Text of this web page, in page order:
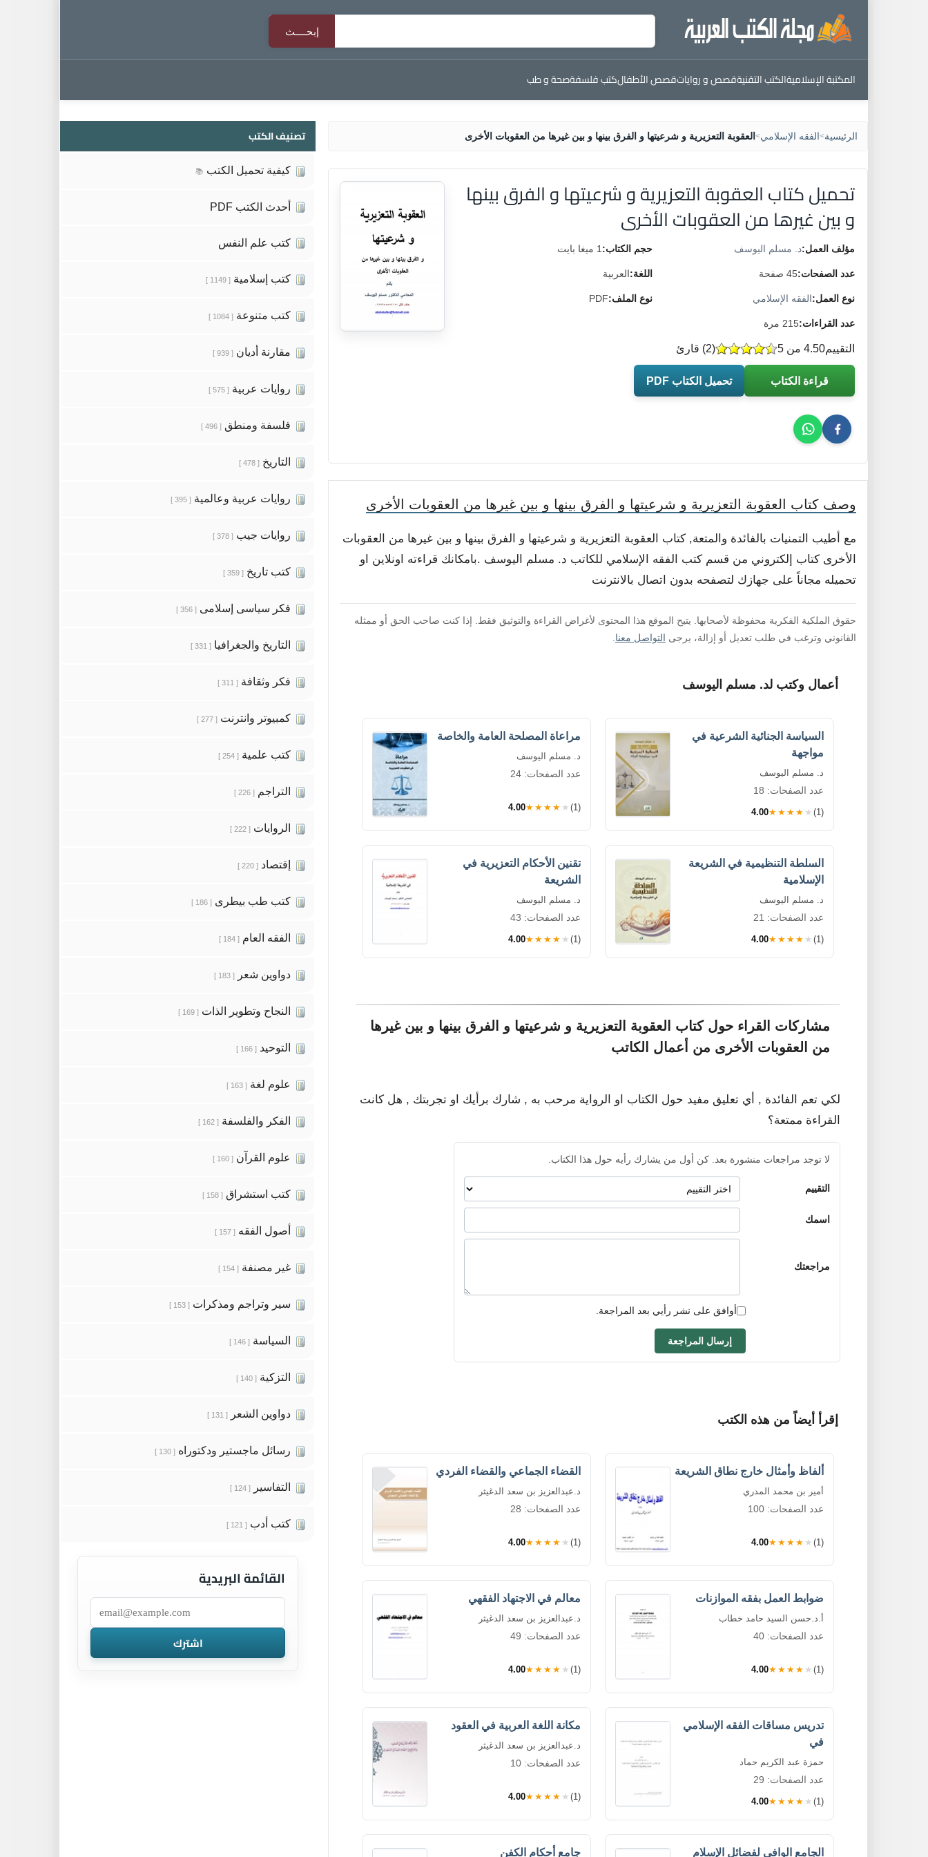
المكتبة الإسلاميةالكتب التقنيةقصص و رواياتقصص الأطفالكتب فلسفةصحة و طب
الرئيسية>الفقه الإسلامي> العقوبة التعزيرية و شرعيتها و الفرق بينها و بين غيرها من العقوبات الأخرى
تحميل كتاب العقوبة التعزيرية و شرعيتها و الفرق بينها
و بين غيرها من العقوبات الأخرى
مؤلف العمل:د. مسلم اليوسف حجم الكتاب: 1 ميغا بايت
عدد الصفحات:45 صفحة اللغة:العربية
نوع العمل:الفقه الإسلامي نوع الملف:PDF
عدد القراءات:215 مرة
التقييم (
2) قارئ 4.50 من 5
قراءة الكتاب تحميل الكتاب PDF
وصف كتاب العقوبة التعزيرية و شرعيتها و الفرق بينها و بين غيرها من العقوبات الأخرى
مع أطيب التمنيات بالفائدة والمتعة, كتاب العقوبة التعزيرية و شرعيتها و الفرق بينها و بين غيرها من العقوبات
الأخرى كتاب إلكتروني من قسم كتب الفقه الإسلامي للكاتب د. مسلم اليوسف .بامكانك قراءته اونلاين او
تحميله مجاناً على جهازك لتصفحه بدون اتصال بالانترنت
حقوق الملكية الفكرية محفوظة لأصحابها. يتيح الموقع هذا المحتوى لأغراض القراءة والتوثيق فقط. إذا كنت صاحب الحق أو ممثله
القانوني وترغب في طلب تعديل أو إزالة، يرجى التواصل معنا
أعمال وكتب لد. مسلم اليوسف
السياسة الجنائية الشرعية في
مواجهة
د. مسلم اليوسف
عدد الصفحات: 18
4.00★★★★★ (1)
مراعاة المصلحة العامة والخاصة
د. مسلم اليوسف
عدد الصفحات: 24
4.00★★★★★ (1)
السلطة التنظيمية في الشريعة
الإسلامية
د. مسلم اليوسف
عدد الصفحات: 21
4.00★★★★★ (1)
تقنين الأحكام التعزيرية في
الشريعة
د. مسلم اليوسف
عدد الصفحات: 43
4.00★★★★★ (1)
مشاركات القراء حول كتاب العقوبة التعزيرية و شرعيتها و الفرق بينها و بين غيرها
من العقوبات الأخرى من أعمال الكاتب
لكي تعم الفائدة , أي تعليق مفيد حول الكتاب او الرواية مرحب به , شارك برأيك او تجربتك , هل كانت
القراءة ممتعة؟
لا توجد مراجعات منشورة بعد. كن أول من يشارك رأيه حول هذا الكتاب.
التقييم
اسمك
مراجعتك
أوافق على نشر رأيي بعد المراجعة.
إرسال المراجعة
إقرأ أيضاً من هذه الكتب
ألفاظ وأمثال خارج نطاق الشريعة
أمير بن محمد المدري
عدد الصفحات: 100
4.00★★★★★ (1)
القضاء الجماعي والقضاء الفردي
د.عبدالعزيز بن سعد الدغيثر
عدد الصفحات: 28
4.00★★★★★ (1)
ضوابط العمل بفقه الموازنات
أ.د.حسن السيد حامد خطاب
عدد الصفحات: 40
4.00★★★★★ (1)
معالم في الاجتهاد الفقهي
د.عبدالعزيز بن سعد الدغيثر
عدد الصفحات: 49
4.00★★★★★ (1)
تدريس مساقات الفقه الإسلامي
في
حمزة عبد الكريم حماد
عدد الصفحات: 29
4.00★★★★★ (1)
مكانة اللغة العربية في العقود
د.عبدالعزيز بن سعد الدغيثر
عدد الصفحات: 10
4.00★★★★★ (1)
الجامع الوافي لفضائل الإسلام جامع أحكام الكفن
تصنيف الكتب
كيفية تحميل الكتب 📚
أحدث الكتب PDF
كتب علم النفس
كتب إسلامية [ 1149 ]
كتب متنوعة [ 1084 ]
مقارنة أديان [ 939 ]
روايات عربية [ 575 ]
فلسفة ومنطق [ 496 ]
التاريخ [ 478 ]
روايات عربية وعالمية [ 395 ]
روايات جيب [ 378 ]
كتب تاريخ [ 359 ]
فكر سياسى إسلامى [ 356 ]
التاريخ والجغرافيا [ 331 ]
فكر وثقافة [ 311 ]
كمبيوتر وانترنت [ 277 ]
كتب علمية [ 254 ]
التراجم [ 226 ]
الروايات [ 222 ]
إقتصاد [ 220 ]
كتب طب بيطرى [ 186 ]
الفقه العام [ 184 ]
دواوين شعر [ 183 ]
النجاح وتطوير الذات [ 169 ]
التوحيد [ 166 ]
علوم لغة [ 163 ]
الفكر والفلسفة [ 162 ]
علوم القرآن [ 160 ]
كتب استشراق [ 158 ]
أصول الفقه [ 157 ]
غير مصنفة [ 154 ]
سير وتراجم ومذكرات [ 153 ]
السياسة [ 146 ]
التزكية [ 140 ]
دواوين الشعر [ 131 ]
رسائل ماجستير ودكتوراه [ 130 ]
التفاسير [ 124 ]
كتب أدب [ 121 ]
القائمة البريدية